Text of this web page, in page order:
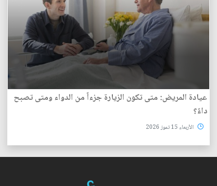
عيادة المريض: متى تكون الزيارة جزءاً من الدواء ومتى تصبح
داءً؟
الأربعاء 15 تموز 2026